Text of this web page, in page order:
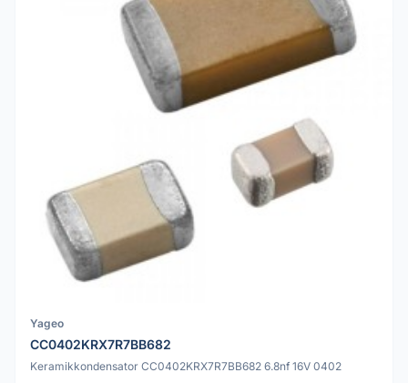
Yageo
CC0402KRX7R7BB682
Keramikkondensator CC0402KRX7R7BB682 6.8nf 16V 0402